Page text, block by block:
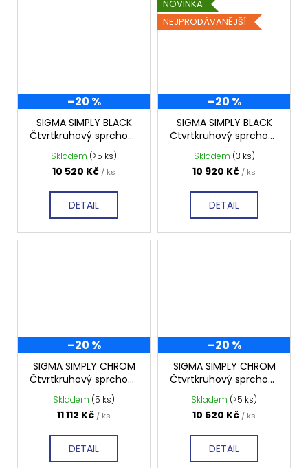
–20 %
SIGMA SIMPLY BLACK
Čtvrtkruhový sprchový
kout 800x800 mm,
čiré sklo, GS5580B
Skladem (>5 ks)
10 520 Kč / ks
DETAIL
NOVINKA
NEJPRODÁVANĚJŠÍ
–20 %
SIGMA SIMPLY BLACK
Čtvrtkruhový sprchový
kout 900x900, čiré
sklo, GS5590B
Skladem (3 ks)
10 920 Kč / ks
DETAIL
–20 %
SIGMA SIMPLY CHROM
Čtvrtkruhový sprchový
kout 900x900 mm,
sklo BRICK, GS6590
Skladem (5 ks)
11 112 Kč / ks
DETAIL
–20 %
SIGMA SIMPLY CHROM
Čtvrtkruhový sprchový
kout 800x800 mm,
sklo BRICK, GS6580
Skladem (>5 ks)
10 520 Kč / ks
DETAIL